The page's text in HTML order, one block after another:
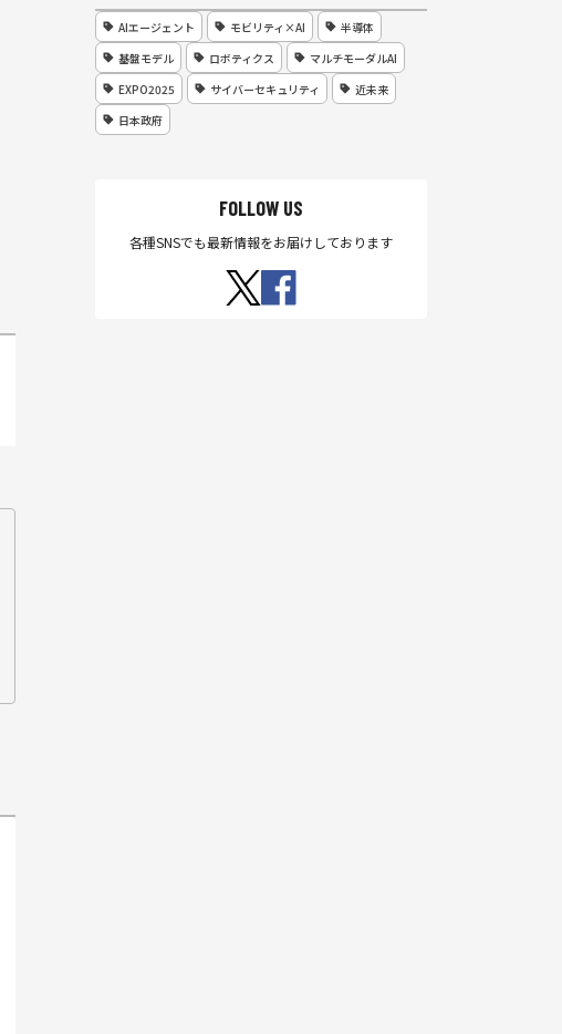
AIエージェント モビリティ×AI
半導体
基盤モデル
ロボティクス
マルチモーダルAI
EXPO2025
サイバーセキュリティ
近未来
日本政府
FOLLOW US
各種SNSでも最新情報をお届けしております